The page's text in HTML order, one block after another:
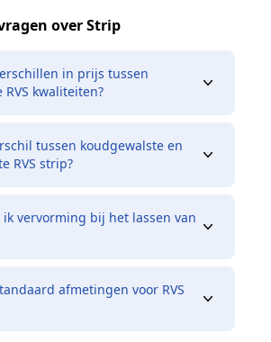
over Strip
in prijs tussen
kwaliteiten?
tussen koudgewalste en
RVS strip?
ik vervorming bij het lassen van
afmetingen voor RVS